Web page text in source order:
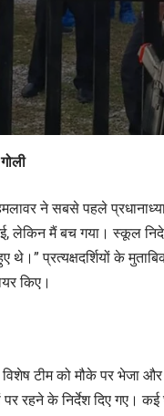
ने सबसे पहले
लेकिन मैं बच गया। स्कूल
प्रत्यक्षदर्शियों के
किए।
विशेष टीम को मौके पर भेजा
रहने के निर्देश दिए गए।